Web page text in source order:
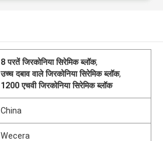
8 परतें जिरकोनिया सिरेमिक ब्लॉक,
उच्च दबाव वाले जिरकोनिया सिरेमिक ब्लॉक,
1200 एचवी जिरकोनिया सिरेमिक ब्लॉक
China
Wecera